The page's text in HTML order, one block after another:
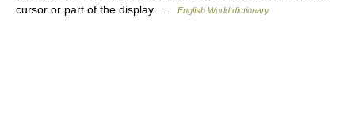
cursor or part of the display …
English World dictionary